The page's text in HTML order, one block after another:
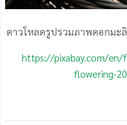
ดาวโหลดรูปรวมภาพดอกมะ
https://pixabay.com/
flowering-